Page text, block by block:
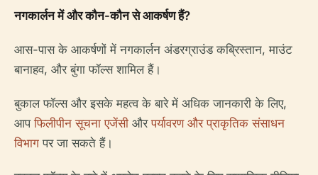
नगकार्लन में और कौन-कौन से आकर्षण हैं?
आस-पास के आकर्षणों में नगकार्लन अंडरग्राउंड कब्रिस्तान, माउंट
बानाहव, और बुंगा फॉल्स शामिल हैं।
बुकाल फॉल्स और इसके महत्व के बारे में अधिक जानकारी के लिए,
आपफिलीपीन सूचना एजेंसी औरपर्यावरण और प्राकृतिक संसाधन
विभाग पर जा सकते हैं।